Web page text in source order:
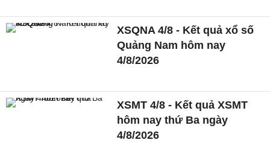
XSQNA 4/8 - Kết quả xổ số
Quảng Nam hôm nay
4/8/2026
XSMT 4/8 - Kết quả XSMT
hôm nay thứ Ba ngày
4/8/2026